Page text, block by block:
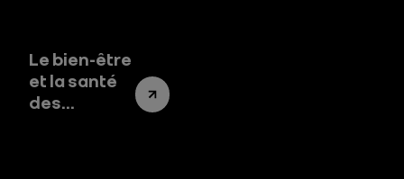
Le bien-être
et la santé
des